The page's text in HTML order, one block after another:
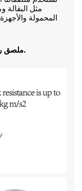
مثل البقالة
المحمولة
ملصق رف إلكتروني قوي ويمكن الاعتماد عليه.